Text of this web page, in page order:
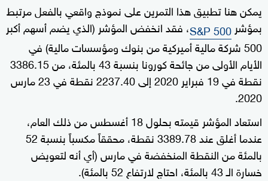
يمكن هنا تطبيق هذا التمرين على نموذج واقعي بالفعل مرتبط
بمؤشر S&P 500، فقد انخفض المؤشر (الذي يضم أسهم أكبر
500 شركة مالية أميركية من بنوك ومؤسسات مالية) في
الأيام الأولى من جائحة كورونا بنسبة 43 بالمئة، من 3386.15
نقطة في 19 فبراير 2020 إلى 2237.40 نقطة في 23 مارس
2020.
استعاد المؤشر قيمته بحلول 18 أغسطس من ذلك العام،
عندما أغلق عند 3389.78 نقطة، محققاً مكسباً بنسبة 52
بالمئة من النقطة المنخفضة في مارس (أي أنه لتعويض
خسارة الـ 43 بالمئة، احتاج لارتفاع 52 بالمئة).